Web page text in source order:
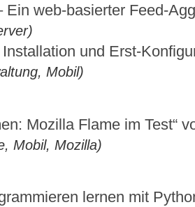
Ein web-basierter Feed-
und Erst-
Mobil)
Mozilla Flame im Test“
Mobil, Mozilla)
lernen mit